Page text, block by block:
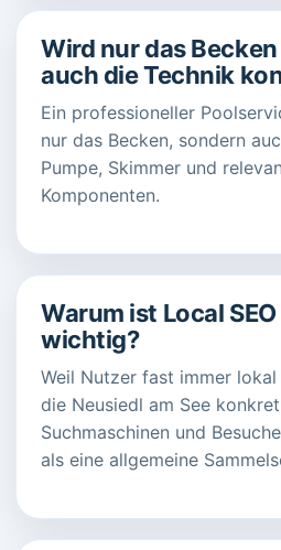
Wird nur das
auch die Technik
Ein professioneller
nur das Becken, sondern
Pumpe, Skimmer und
Komponenten.
Warum ist Local
wichtig?
Weil Nutzer fast immer lokal
die Neusiedl am See
Suchmaschinen und
als eine allgemeine